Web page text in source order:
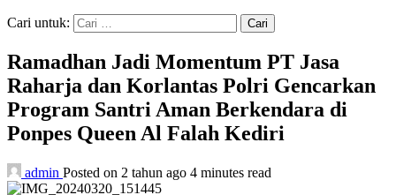
Cari untuk:
Ramadhan Jadi Momentum PT Jasa
Raharja dan Korlantas Polri Gencarkan
Program Santri Aman Berkendara di
Ponpes Queen Al Falah Kediri
admin Posted on 2 tahun ago 4 minutes read